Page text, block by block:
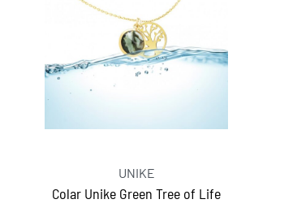
UNIKE
Colar Unike Green Tree of Life